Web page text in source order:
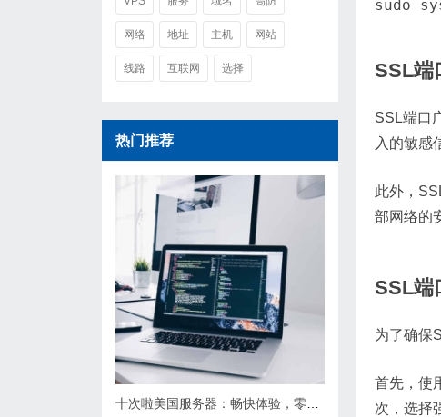
SSL端
SSL端口
入的敏感
此外，
部网络的
SSL端
为了确保
首先，使
次，选择
网络 地址 主机 网站
线路 互联网 选择
热门推荐